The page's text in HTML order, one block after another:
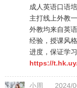
成人英语口语
主打线上外教
外教均来自英
经验，授课风
进度，保证学
https://
小周
2024/